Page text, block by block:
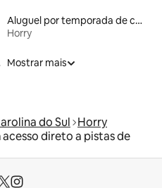
Aluguel por temporada de casas de hóspedes
Horry
Mostrar mais
do Sul Horry
direto a pistas de